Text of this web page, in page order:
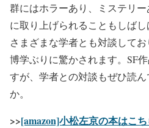
群にはホラーあり、ミステリ
に取り上げられることもしば
さまざまな学者とも対談して
博学ぶりに驚かされます。SF
すが、学者との対談もぜひ読
か。
>>[amazon]小松左京の本はこち